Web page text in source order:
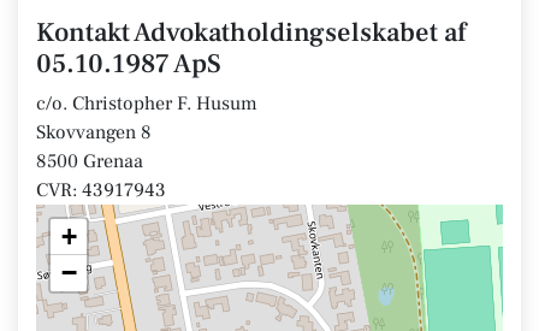
Kontakt Advokatholdingselskabet af
05.10.1987 ApS
c/o. Christopher F. Husum
Skovvangen 8
8500 Grenaa
CVR: 43917943
+
−